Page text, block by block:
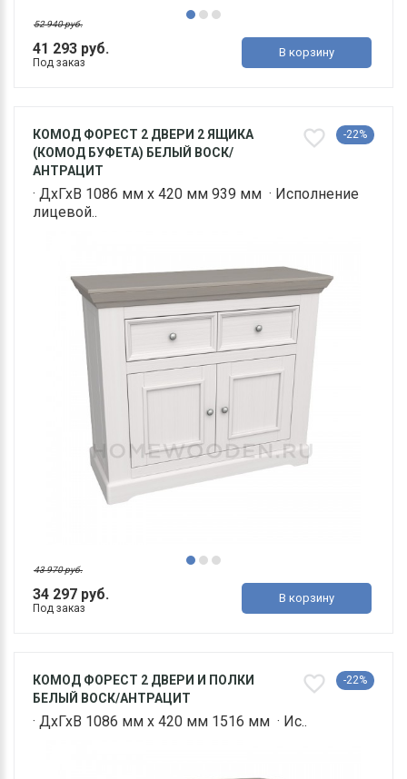
41 293 руб.
52 940 руб.
Под заказ
В корзину
КОМОД ФОРЕСТ 2 ДВЕРИ 2 ЯЩИКА
(КОМОД БУФЕТА) БЕЛЫЙ ВОСК/
АНТРАЦИТ
-22%
· ДхГхВ 1086 мм х 420 мм 939 мм · Исполнение
лицевой..
34 297 руб.
43 970 руб.
Под заказ
В корзину
КОМОД ФОРЕСТ 2 ДВЕРИ И ПОЛКИ
БЕЛЫЙ ВОСК/АНТРАЦИТ
-22%
· ДхГхВ 1086 мм х 420 мм 1516 мм · Ис..